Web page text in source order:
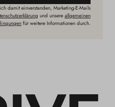
damit einverstanden, Marketing-E-Mails
und unsere allgemeinen
für weitere Informationen durch.